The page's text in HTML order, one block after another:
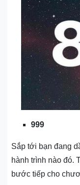
999
Sắp tới bạn đang
hành trình nào đó.
bước tiếp cho